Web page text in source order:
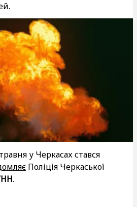
у Черкасах стався
Поліція Черкаської
.